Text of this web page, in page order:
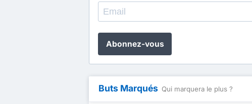
Abonnez-vous
Buts Marqués Qui marquera le plus ?